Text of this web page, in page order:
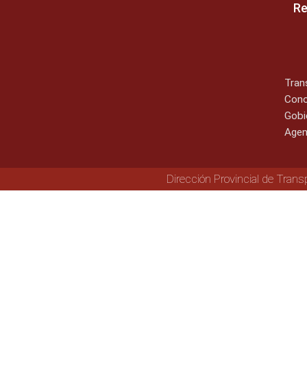
Dirección Provincial de